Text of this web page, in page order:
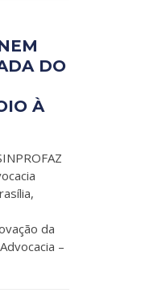
DO
À
da
–